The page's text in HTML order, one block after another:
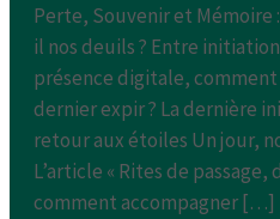
Perte, Souvenir et
il nos deuils ? Entre
présence digitale,
dernier expir ? La dernière
retour aux étoiles Un jour,
L’article « Rites de
comment accompagner […]